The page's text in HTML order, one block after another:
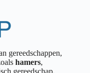
gereedschappen,
hamers,
gereedschap,